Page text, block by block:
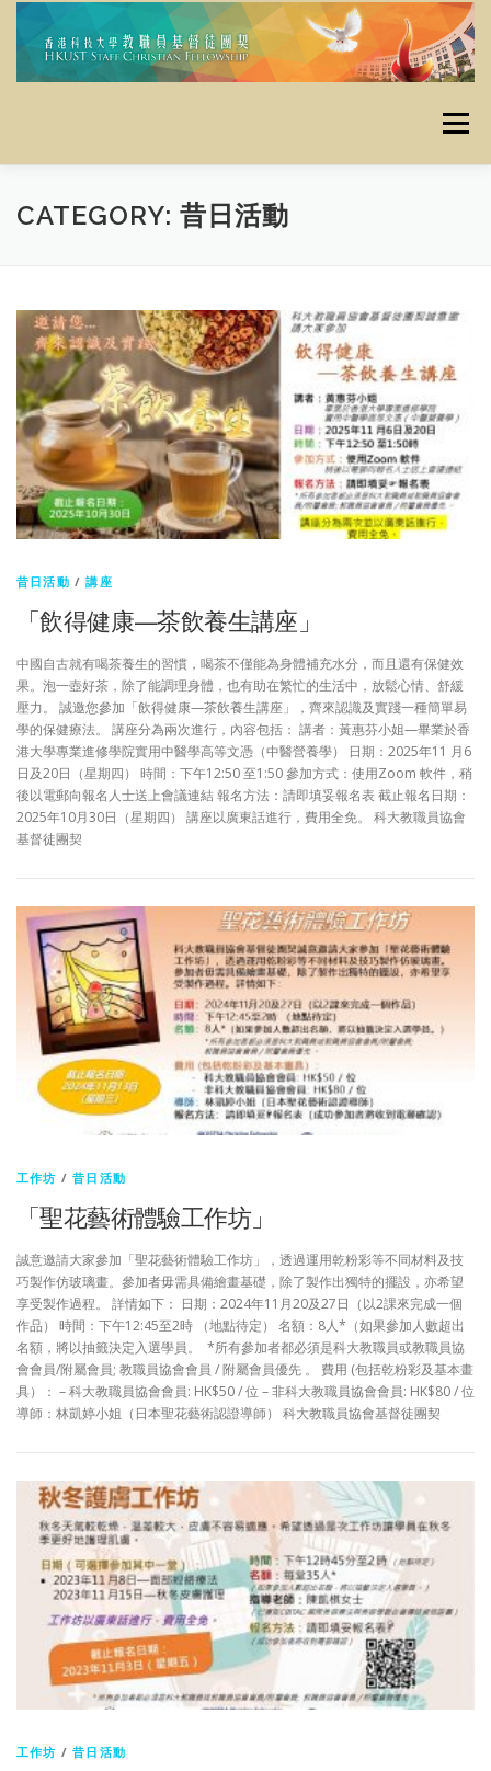
content
Menu
主頁 使命 最新消息 定期活動
CATEGORY: 昔日活動
昔日活動 /講座
「飲得健康—茶飲養生講座」
中國自古就有喝茶養生的習慣，喝茶不僅能為身體補充水分，而且還有保健效
果。泡一壺好茶，除了能調理身體，也有助在繁忙的生活中，放鬆心情、舒緩
壓力。 誠邀您參加「飲得健康—茶飲養生講座」，齊來認識及實踐一種簡單易
學的保健療法。 講座分為兩次進行，內容包括： 講者：黃惠芬小姐—畢業於香
港大學專業進修學院實用中醫學高等文憑（中醫營養學） 日期：2025年11 月6
日及20日（星期四） 時間：下午12:50 至1:50 參加方式：使用Zoom 軟件，稍
後以電郵向報名人士送上會議連結 報名方法：請即填妥報名表 截止報名日期：
2025年10月30日（星期四） 講座以廣東話進行，費用全免。 科大教職員協會
基督徒團契
工作坊 /昔日活動
「聖花藝術體驗工作坊」
誠意邀請大家參加「聖花藝術體驗工作坊」，透過運用乾粉彩等不同材料及技
巧製作仿玻璃畫。參加者毋需具備繪畫基礎，除了製作出獨特的擺設，亦希望
享受製作過程。 詳情如下： 日期：2024年11月20及27日（以2課來完成一個
作品） 時間：下午12:45至2時 （地點待定） 名額：8人*（如果參加人數超出
名額，將以抽籤決定入選學員。 *所有參加者都必須是科大教職員或教職員協
會會員/附屬會員; 教職員協會會員 / 附屬會員優先 。 費用 (包括乾粉彩及基本畫
具）： – 科大教職員協會會員: HK$50 / 位 – 非科大教職員協會會員: HK$80 / 位
導師：林凱婷小姐（日本聖花藝術認證導師） 科大教職員協會基督徒團契
工作坊 /昔日活動